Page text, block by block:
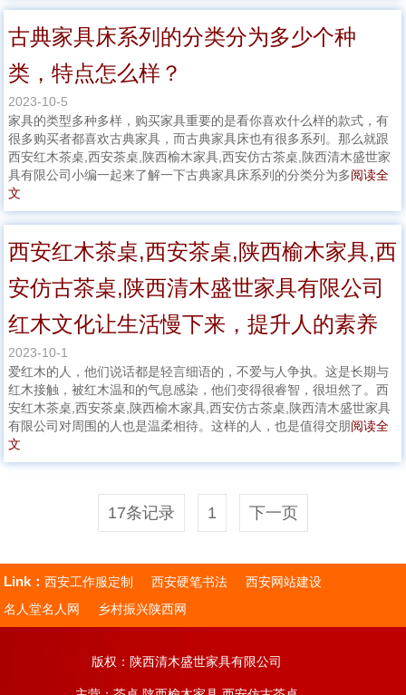
古典家具床系列的分类分为多少个种
类，特点怎么样？
2023-10-5
家具的类型多种多样，购买家具重要的是看你喜欢什么样的款式，有
很多购买者都喜欢古典家具，而古典家具床也有很多系列。那么就跟
西安红木茶桌,西安茶桌,陕西榆木家具,西安仿古茶桌,陕西清木盛世家
具有限公司小编一起来了解一下古典家具床系列的分类分为多阅读全
文
西安红木茶桌,西安茶桌,陕西榆木家具,西
安仿古茶桌,陕西清木盛世家具有限公司
红木文化让生活慢下来，提升人的素养
2023-10-1
爱红木的人，他们说话都是轻言细语的，不爱与人争执。这是长期与
红木接触，被红木温和的气息感染，他们变得很睿智，很坦然了。西
安红木茶桌,西安茶桌,陕西榆木家具,西安仿古茶桌,陕西清木盛世家具
有限公司对周围的人也是温柔相待。这样的人，也是值得交朋阅读全
文
17条记录 1 下一页
Link：西安工作服定制 西安硬笔书法
西安网站建设
名人堂名人网
乡村振兴陕西网
版权：陕西清木盛世家具有限公司